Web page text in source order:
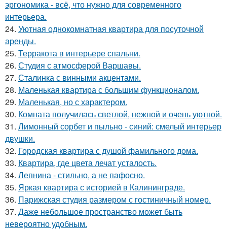
эргономика - всё, что нужно для современного
интерьера.
24. Уютная однокомнатная квартира для посуточной
аренды.
25. Терракота в интерьере спальни.
26. Студия с атмосферой Варшавы.
27. Сталинка с винными акцентами.
28. Маленькая квартира с большим функционалом.
29. Маленькая, но с характером.
30. Комната получилась светлой, нежной и очень уютной.
31. Лимонный сорбет и пыльно - синий: смелый интерьер
двушки.
32. Городская квартира с душой фамильного дома.
33. Квартира, где цвета лечат усталость.
34. Лепнина - стильно, а не пафосно.
35. Яркая квартира с историей в Калининграде.
36. Парижская студия размером с гостиничный номер.
37. Даже небольшое пространство может быть
невероятно удобным.